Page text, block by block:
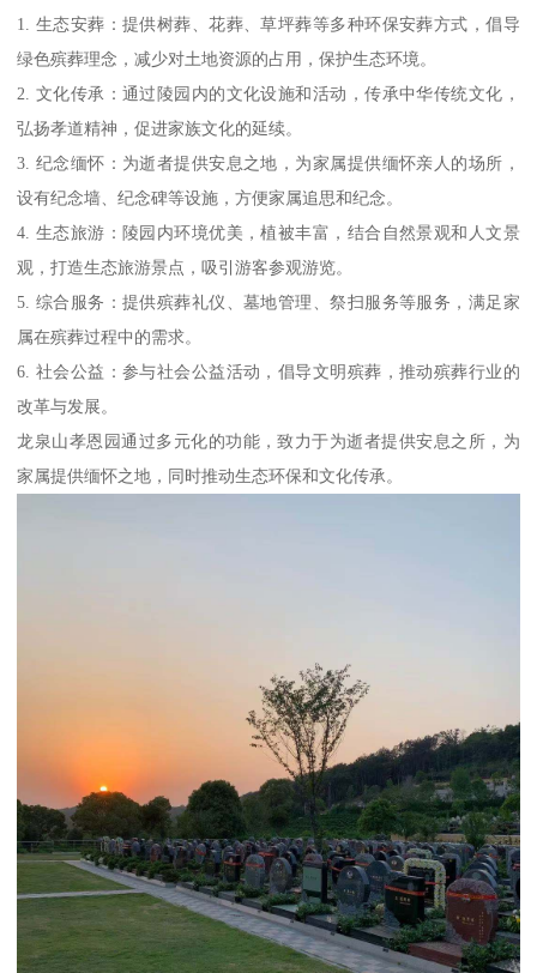
1. 生态安葬：提供树葬、花葬、草坪葬等多种环保安葬方式，倡导
绿色殡葬理念，减少对土地资源的占用，保护生态环境。
2. 文化传承：通过陵园内的文化设施和活动，传承中华传统文化，
弘扬孝道精神，促进家族文化的延续。
3. 纪念缅怀：为逝者提供安息之地，为家属提供缅怀亲人的场所，
设有纪念墙、纪念碑等设施，方便家属追思和纪念。
4. 生态旅游：陵园内环境优美，植被丰富，结合自然景观和人文景
观，打造生态旅游景点，吸引游客参观游览。
5. 综合服务：提供殡葬礼仪、墓地管理、祭扫服务等服务，满足家
属在殡葬过程中的需求。
6. 社会公益：参与社会公益活动，倡导文明殡葬，推动殡葬行业的
改革与发展。
龙泉山孝恩园通过多元化的功能，致力于为逝者提供安息之所，为
家属提供缅怀之地，同时推动生态环保和文化传承。